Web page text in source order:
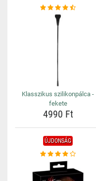
Klasszikus szilikonpálca -
fekete
4990 Ft
ÚJDONSÁG